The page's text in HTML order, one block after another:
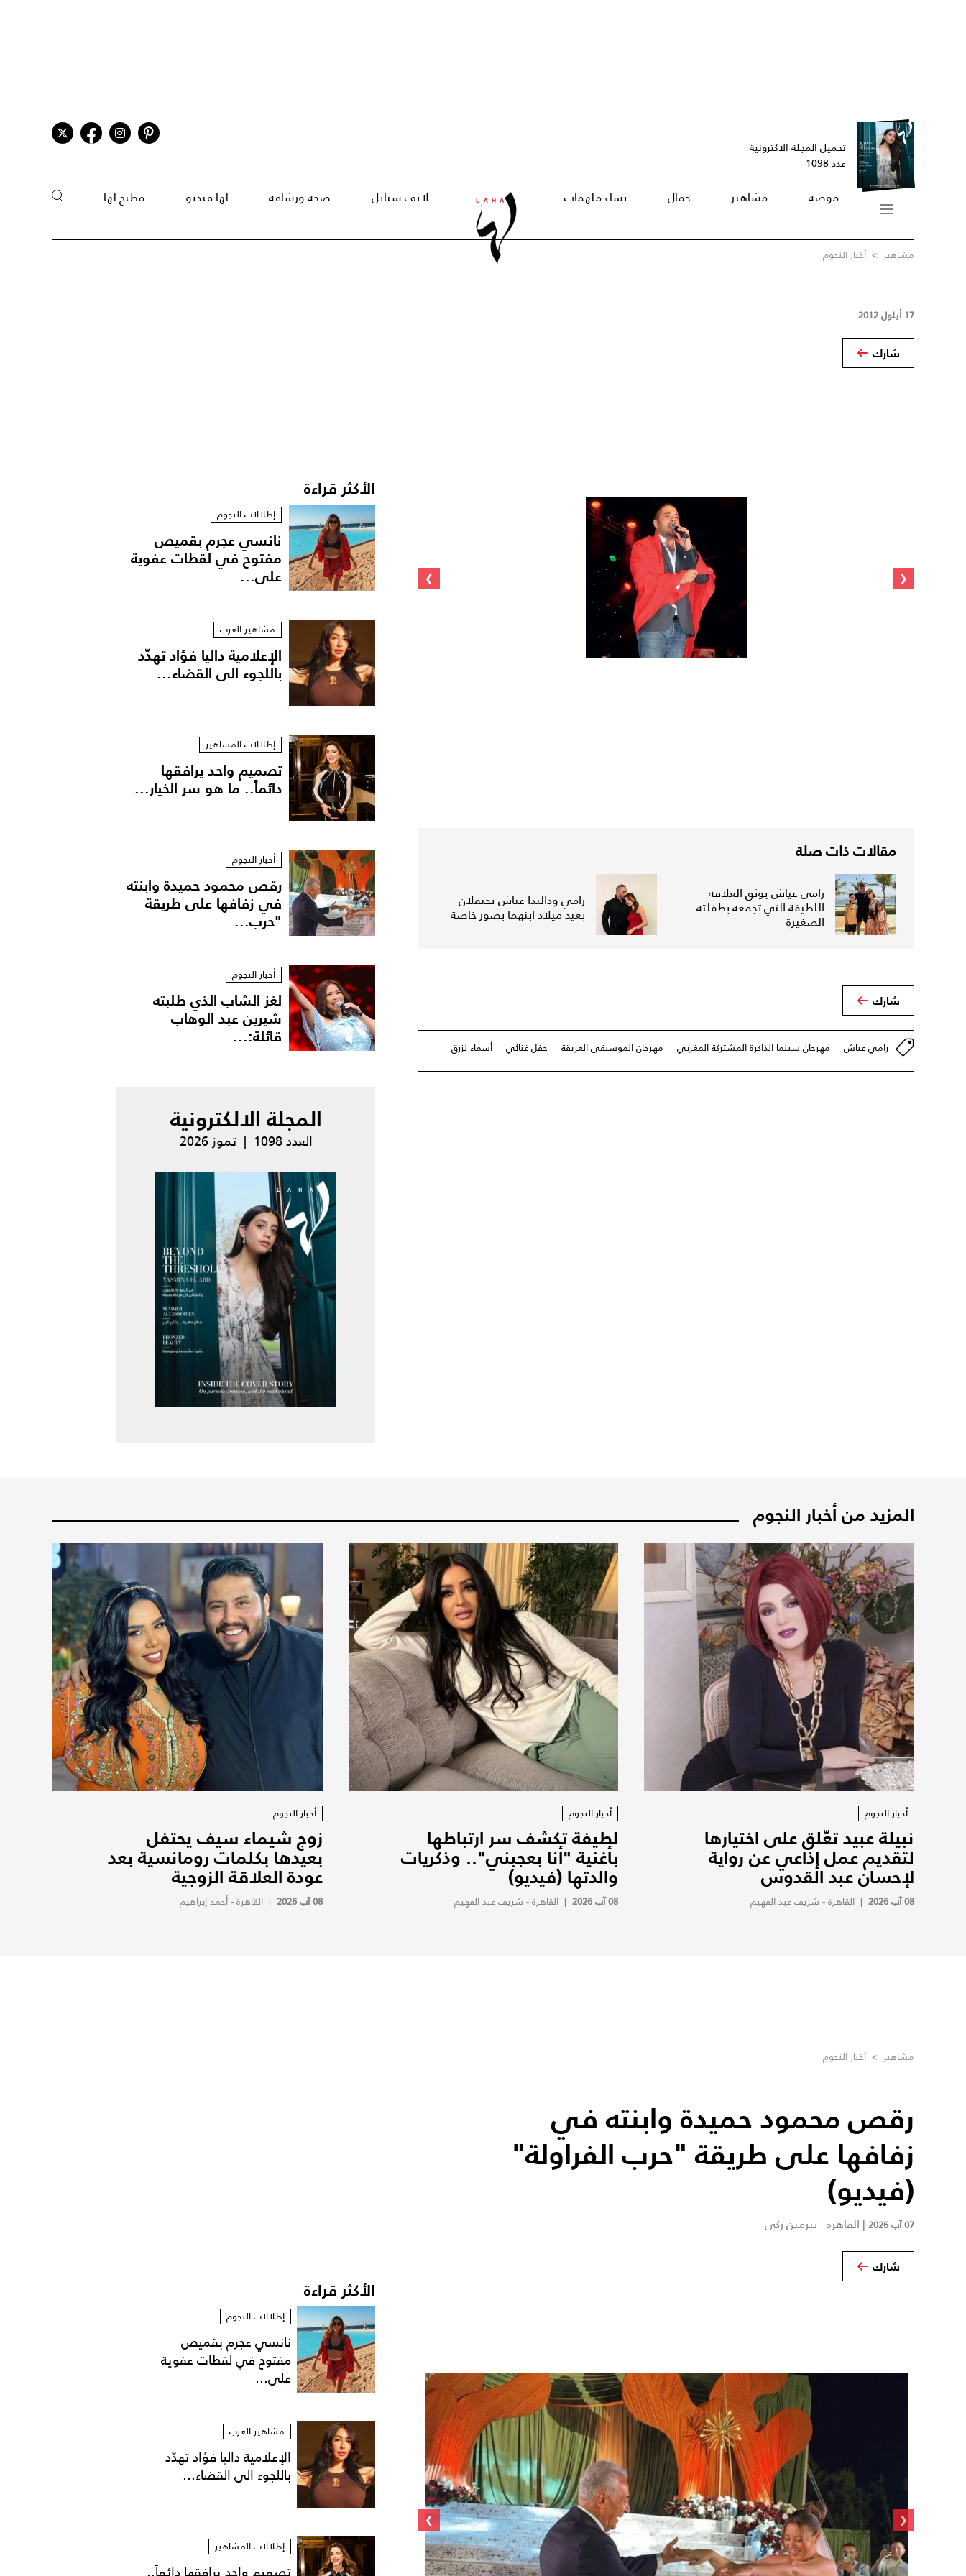
تحميل المجلة الاكترونية
عدد 1098
موضة مشاهير جمال نساء ملهمات لايف ستايل صحة ورشاقة لها فيديو مطبخ لها
مشاهير > أخبار النجوم
17 أيلول 2012
شارك
‹
›
مقالات ذات صلة
رامي عياش يوثق العلاقة
اللطيفة التي تجمعه بطفلته
الصغيرة
رامي وداليدا عياش يحتفلان
بعيد ميلاد ابنهما بصور خاصة
شارك
رامي عياش مهرجان سينما الذاكرة المشتركة المغربي مهرجان الموسيقى العريقة حفل غنائي أسماء لزرق
الأكثر قراءة
إطلالات النجوم
نانسي عجرم بقميص
مفتوح في لقطات عفوية
على...
مشاهير العرب
الإعلامية داليا فؤاد تهدّد
باللجوء الى القضاء...
إطلالات المشاهير
تصميم واحد يرافقها
دائماً.. ما هو سر الخيار...
أخبار النجوم
رقص محمود حميدة وابنته
في زفافها على طريقة
"حرب...
أخبار النجوم
لغز الشاب الذي طلبته
شيرين عبد الوهاب
قائلة:...
المجلة الالكترونية
العدد 1098 | تموز 2026
المزيد من أخبار النجوم
أخبار النجوم
نبيلة عبيد تعّلق على اختيارها
لتقديم عمل إذاعي عن رواية
لإحسان عبد القدوس
08 آب 2026 | القاهرة - شريف عبد الفهيم
أخبار النجوم
لطيفة تكشف سر ارتباطها
بأغنية "أنا بعجبني".. وذكريات
والدتها (فيديو)
08 آب 2026 | القاهرة - شريف عبد الفهيم
أخبار النجوم
زوج شيماء سيف يحتفل
بعيدها بكلمات رومانسية بعد
عودة العلاقة الزوجية
08 آب 2026 |القاهرة - أحمد إبراهيم
مشاهير > أخبار النجوم
رقص محمود حميدة وابنته في
زفافها على طريقة "حرب الفراولة"
(فيديو)
07 آب 2026 | القاهرة - نيرمين زكي
شارك
‹
›
الأكثر قراءة
إطلالات النجوم
نانسي عجرم بقميص
مفتوح في لقطات عفوية
على...
مشاهير العرب
الإعلامية داليا فؤاد تهدّد
باللجوء الى القضاء...
إطلالات المشاهير